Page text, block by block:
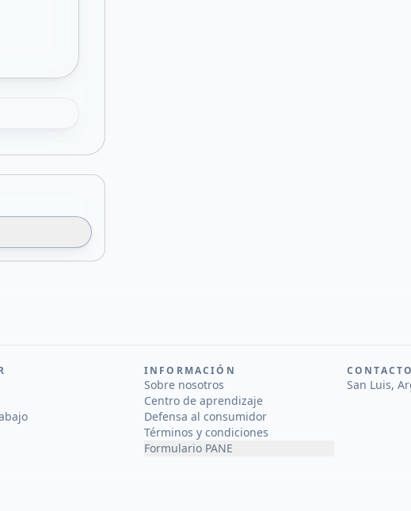
INFORMACIÓN
Sobre nosotros
Centro de aprendizaje
Defensa al consumidor
Términos y condiciones
Formulario PANE
CONTACTO
San Luis,